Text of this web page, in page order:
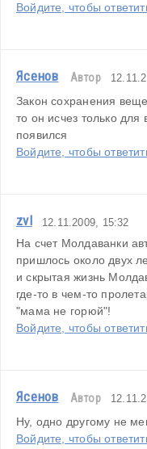
Войдите, чтобы
Ясенов Автор
Закон сохранения
то он исчез только для
появился
Войдите, чтобы
zvl 12.11.2009, 15:32
На счет Молдаванки
пришлось около двух
и скрытая жизнь
где-то в чем-то
"мама не горюй"!
Войдите, чтобы
Ясенов Автор
Ну, одно другому не
Войдите, чтобы